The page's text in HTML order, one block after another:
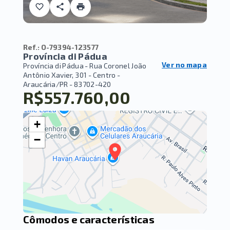
Ref.: O-79394-123577
Província di Pádua
Província di Pádua -Rua Coronel João
Antônio Xavier, 301 - Centro -
Araucária/PR - 83702-420
Ver no mapa
R$557.760,00
+
−
Cômodos e características